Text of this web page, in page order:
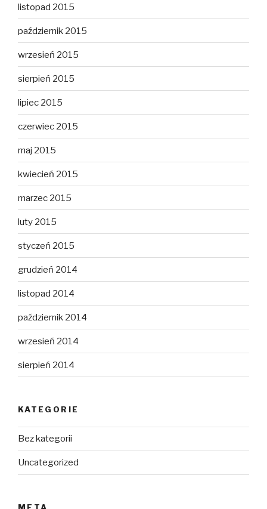
listopad 2015
październik 2015
wrzesień 2015
sierpień 2015
lipiec 2015
czerwiec 2015
maj 2015
kwiecień 2015
marzec 2015
luty 2015
styczeń 2015
grudzień 2014
listopad 2014
październik 2014
wrzesień 2014
sierpień 2014
KATEGORIE
Bez kategorii
Uncategorized
META